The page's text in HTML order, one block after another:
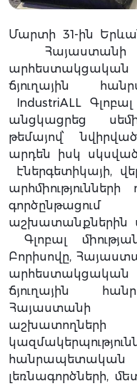
Մարտի 31-ին
Հայաստանի
արհեստակցական
ճյուղային
IndustriALL
անցկացրեց
թեմայով՝
արդեն իսկ
էներգետիկայի,
գործընթացում
աշխատանքներին
Գլոբալ
Բորիսովը,
արհեստակցական
ճյուղային
Հայաստանի
հանրապետական
լեռնագործների,